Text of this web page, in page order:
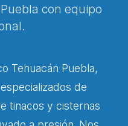
con equipo
Tehuacán Puebla,
de
tinacos y cisternas